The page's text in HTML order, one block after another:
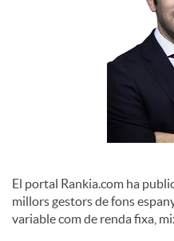
l
El portal Rankia.com ha
millors gestors de fons
variable com de renda fixa,